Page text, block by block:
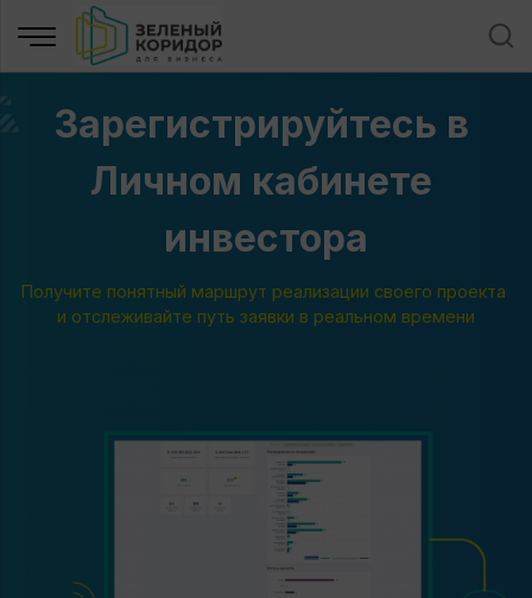
Зарегистрируйтесь в
Личном кабинете
инвестора
Получите понятный маршрут реализации своего проекта
и отслеживайте путь заявки в реальном времени